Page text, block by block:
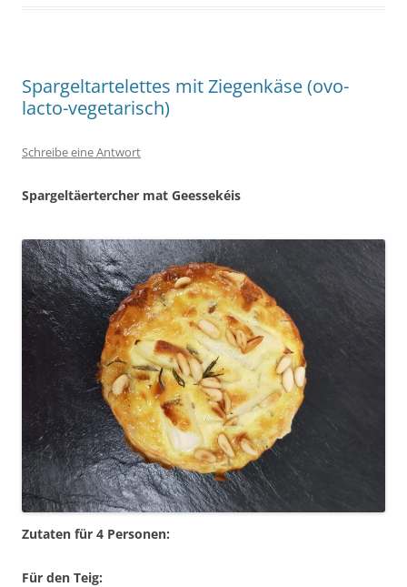
Spargeltartelettes mit Ziegenkäse (ovo-
lacto-vegetarisch)
Schreibe eine Antwort
Spargeltäertercher mat Geessekéis
Zutaten für 4 Personen:
Für den Teig: